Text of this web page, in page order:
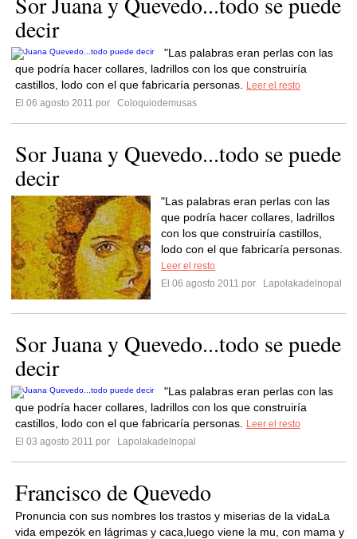
decir
"Las palabras eran perlas con las
que podría hacer collares, ladrillos con los que construiría
castillos, lodo con el que fabricaría personas.
Leer el resto
El 06 agosto 2011 por
Coloquiodemusas
Sor Juana y Quevedo...todo se puede
decir
"Las palabras eran perlas con las
que podría hacer collares, ladrillos
con los que construiría castillos,
lodo con el que fabricaría personas.
Leer el resto
El 06 agosto 2011 por
Lapolakadelnopal
Sor Juana y Quevedo...todo se puede
decir
"Las palabras eran perlas con las
que podría hacer collares, ladrillos con los que construiría
castillos, lodo con el que fabricaría personas.
Leer el resto
El 03 agosto 2011 por
Lapolakadelnopal
Francisco de Quevedo
Pronuncia con sus nombres los trastos y miserias de la vidaLa
vida empezók en lágrimas y caca,luego viene la mu, con mama y